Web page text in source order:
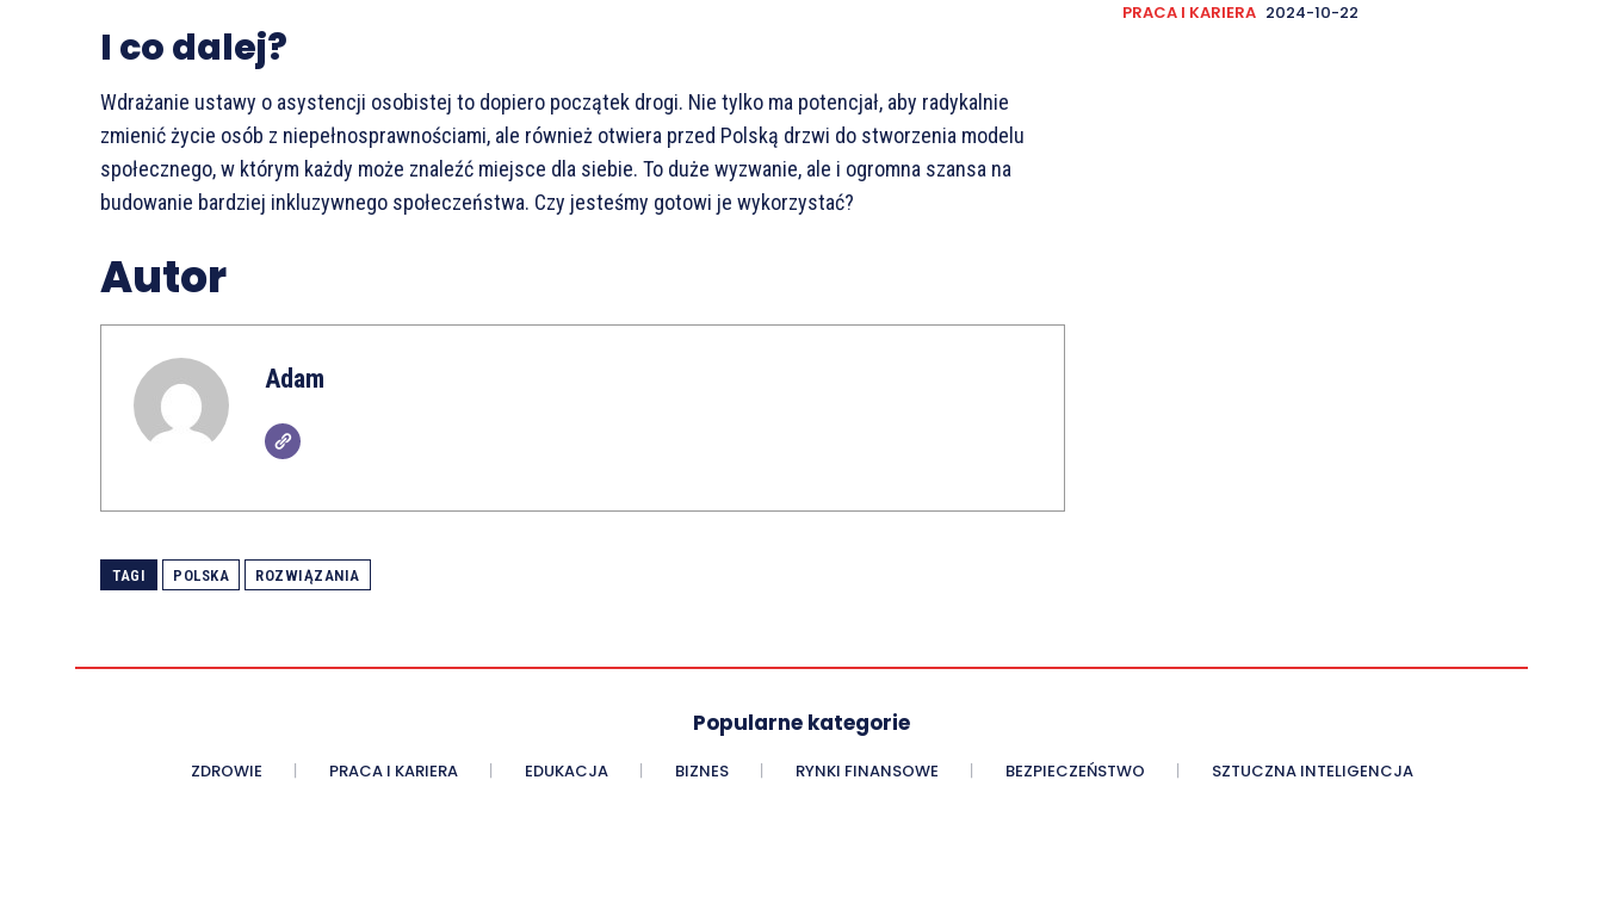
I co dalej?
Wdrażanie ustawy o asystencji osobistej to dopiero początek drogi. Nie tylko ma potencjał, aby radykalnie
zmienić życie osób z niepełnosprawnościami, ale również otwiera przed Polską drzwi do stworzenia modelu
społecznego, w którym każdy może znaleźć miejsce dla siebie. To duże wyzwanie, ale i ogromna szansa na
budowanie bardziej inkluzywnego społeczeństwa. Czy jesteśmy gotowi je wykorzystać?
Autor
Adam
TAGI POLSKA ROZWIĄZANIA
PRACA I KARIERA 2024-10-22
Popularne kategorie
ZDROWIE PRACA I KARIERA EDUKACJA BIZNES RYNKI FINANSOWE BEZPIECZEŃSTWO SZTUCZNA INTELIGENCJA